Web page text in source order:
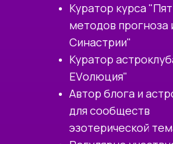
Куратор курса
методов прогноза
Синастрии"
Куратор
EVолюция"
Автор блога и
для сообществ
эзотерической